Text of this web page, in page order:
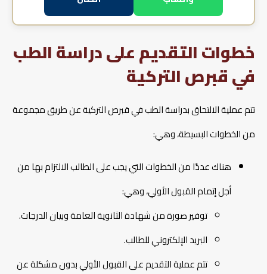
خطوات التقديم على دراسة الطب
في قبرص التركية
تتم عملية الالتحاق بدراسة الطب في قبرص التركية عن طريق مجموعة
من الخطوات البسيطة، وهي:
هناك عددًا من الخطوات التي يجب على الطالب الالتزام بها من
أجل إتمام القبول الأولي، وهي:
توفير صورة من شهادة الثانوية العامة وبيان الدرجات.
البريد الإلكتروني للطالب.
تتم عملية التقديم على القبول الأولي بدون مشكلة عن